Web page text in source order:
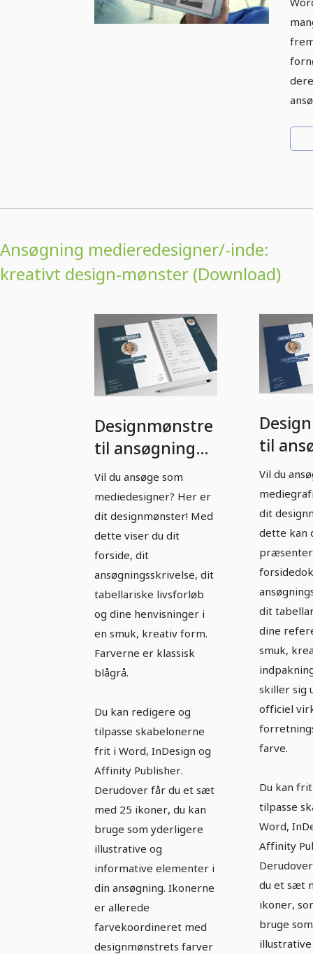
Ansøgning medieredesigner/-inde:
kreativt design-mønster (Download)
Designmønstre
til ansøgning
som
mediedesigner:
klassisk blågrå
Vil du ansøge som
mediedesigner? Her er
dit designmønster! Med
dette viser du dit
forside, dit
ansøgningsskrivelse, dit
tabellariske livsforløb
og dine henvisninger i
en smuk, kreativ form.
Farverne er klassisk
blågrå.
Du kan redigere og
tilpasse skabelonerne
frit i Word, InDesign og
Affinity Publisher.
Derudover får du et sæt
med 25 ikoner, du kan
bruge som yderligere
illustrative og
informative elementer i
din ansøgning. Ikonerne
er allerede
farvekoordineret med
designmønstrets farver
til
som
officiel
Vil du
dit
dette kan
dit
dine
smuk,
skiller sig
officiel
farve.
Du kan
tilpasse
Word,
Affinity
du et sæt
ikoner,
bruge